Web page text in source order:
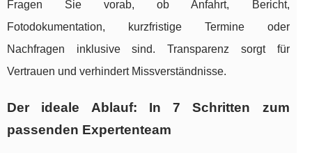
Fragen Sie vorab, ob Anfahrt, Bericht,
Fotodokumentation, kurzfristige Termine oder
Nachfragen inklusive sind. Transparenz sorgt für
Vertrauen und verhindert Missverständnisse.
Der ideale Ablauf: In 7 Schritten zum
passenden Expertenteam